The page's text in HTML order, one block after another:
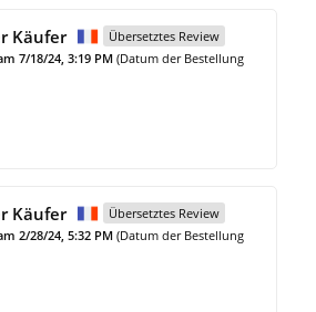
Käufer
Übersetztes Review
7/18/24, 3:19 PM (Datum der Bestellung
Käufer
Übersetztes Review
2/28/24, 5:32 PM (Datum der Bestellung